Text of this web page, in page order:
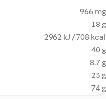
966 mg
18 g
2962 kJ / 708 kcal
40 g
8.7 g
23 g
74 g